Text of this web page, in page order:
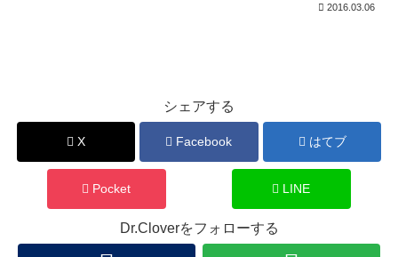
2016.03.06
シェアする
X Facebook はてブ
Pocket LINE
Dr.Cloverをフォローする